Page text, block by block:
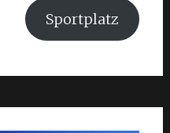
Sportplatz